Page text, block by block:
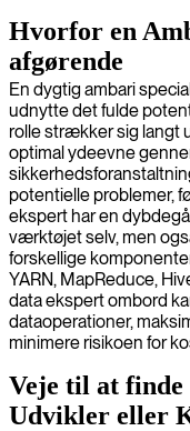
Hvorfor en
afgørende
En dygtig ambari
udnytte det fulde
rolle strækker sig langt
optimal ydeevne
potentielle problemer,
ekspert har en
værktøjet selv, men
forskellige
YARN, MapReduce,
data ekspert ombord
dataoperationer,
minimere risikoen for
Veje til at
Udvikler eller